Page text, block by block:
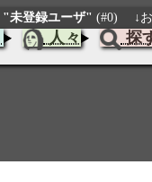
"未登録ユーザ" (#0) ↓
人々 探